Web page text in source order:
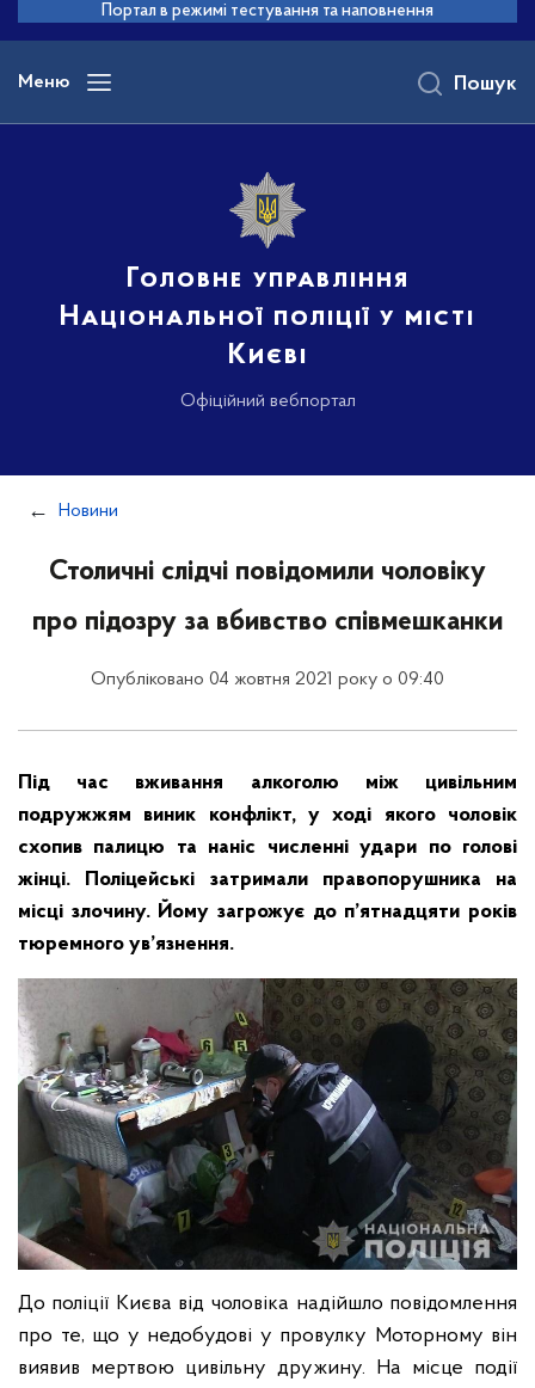
основного
вмісту
Портал в режимі тестування та наповнення
Меню
Головне управління
Національної поліції у місті
Києві
Офіційний вебпортал
Пошук
Новини
Столичні слідчі повідомили чоловіку
про підозру за вбивство співмешканки
Опубліковано 04 жовтня 2021 року о 09:40
Під час вживання алкоголю між цивільним
подружжям виник конфлікт, у ході якого чоловік
схопив палицю та наніс численні удари по голові
жінці. Поліцейські затримали правопорушника на
місці злочину. Йому загрожує до п’ятнадцяти років
тюремного ув’язнення.
До поліції Києва від чоловіка надійшло повідомлення
про те, що у недобудові у провулку Моторному він
виявив мертвою цивільну дружину. На місце події